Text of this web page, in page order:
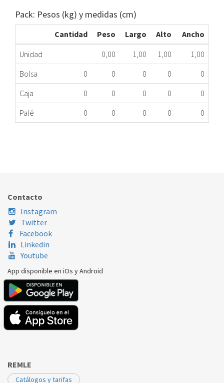
Pack: Pesos (kg) y medidas (cm)
Cantidad Peso Largo Alto
Ancho
Unidad
0,00 1,00 1,00
1,00
Bolsa
0 0 0 0
0
Caja
0 0 0 0
0
Palé
0 0 0 0 0
Contacto
Instagram
Twitter
Facebook
Linkedin
Youtube
App disponible en iOs y Android
REMLE
Catálogos y tarifas